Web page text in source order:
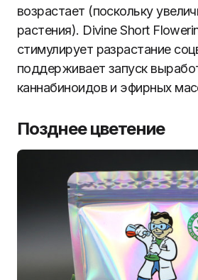
возрастает (поскольку
растения). Divine Short
стимулирует разрастание
поддерживает запуск
каннабиноидов и эфирных
Позднее цветение